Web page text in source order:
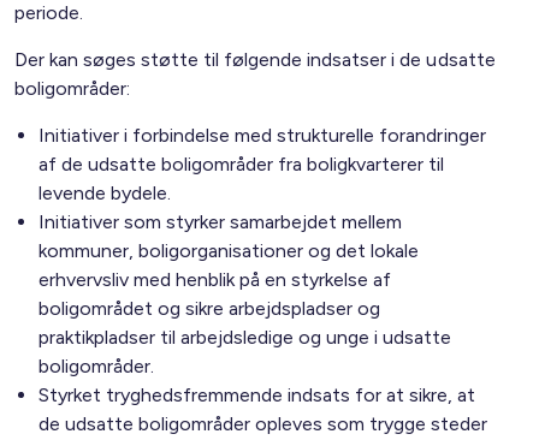
periode.
Der kan søges støtte til følgende indsatser i de udsatte
boligområder:
Initiativer i forbindelse med strukturelle forandringer
af de udsatte boligområder fra boligkvarterer til
levende bydele.
Initiativer som styrker samarbejdet mellem
kommuner, boligorganisationer og det lokale
erhvervsliv med henblik på en styrkelse af
boligområdet og sikre arbejdspladser og
praktikpladser til arbejdsledige og unge i udsatte
boligområder.
Styrket tryghedsfremmende indsats for at sikre, at
de udsatte boligområder opleves som trygge steder